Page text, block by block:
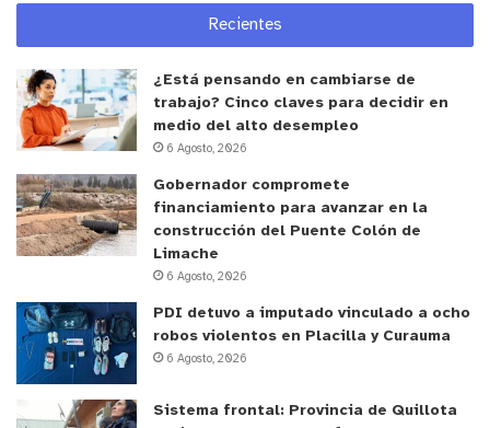
sentado e inmóvil (el famoso plantón) que sean
mayores a 1 hora, no fumar, tratar de estar en
movimiento, comer sano y evitar la sal.
Para el correcto cuidado de estas heridas es
necesario mantener la piel limpia, hidratada. Los
baños, las duchas con agua caliente y el jabón
pueden resecar su piel y aumentar el riesgo de
desgarros. “es mejor tomar duchas tibias, cortas y
usar un jabón de glicerina y una crema para
mantener su piel hidratada después del baño. Use
manga larga, pantalones que pueden ayudar en la
protección de las extremidades”. Finaliza Saravia
y tú, ¿qué opinas?
Recientes
¿Está pensando en cambiarse de
trabajo? Cinco claves para decidir en
medio del alto desempleo
6 Agosto, 2026
Gobernador compromete
financiamiento para avanzar en la
construcción del Puente Colón de
Limache
6 Agosto, 2026
PDI detuvo a imputado vinculado a ocho
robos violentos en Placilla y Curauma
6 Agosto, 2026
Sistema frontal: Provincia de Quillota